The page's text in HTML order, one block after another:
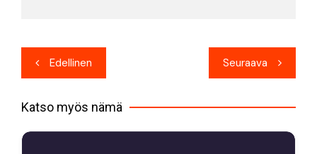
Artikkelien
selaus
Edellinen Seuraava
Katso myös nämä